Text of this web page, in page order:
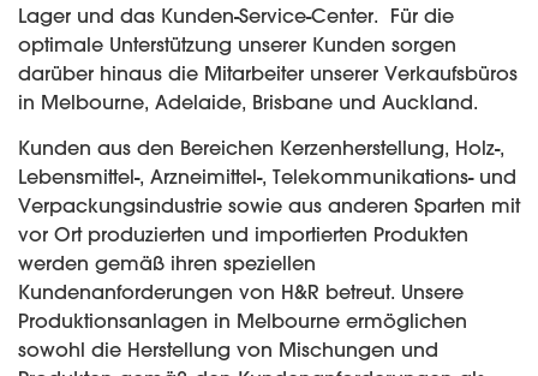
Lager und das Kunden-Service-Center. Für die
optimale Unterstützung unserer Kunden sorgen
darüber hinaus die Mitarbeiter unserer Verkaufsbüros
in Melbourne, Adelaide, Brisbane und Auckland.
Kunden aus den Bereichen Kerzenherstellung, Holz-,
Lebensmittel-, Arzneimittel-, Telekommunikations- und
Verpackungsindustrie sowie aus anderen Sparten mit
vor Ort produzierten und importierten Produkten
werden gemäß ihren speziellen
Kundenanforderungen von H&R betreut. Unsere
Produktionsanlagen in Melbourne ermöglichen
sowohl die Herstellung von Mischungen und